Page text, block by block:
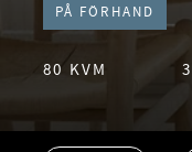
PÅ FÖRHAND
80 KVM